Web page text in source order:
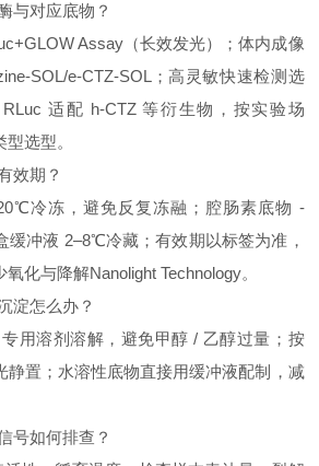
与对应底物？
Assay（长效发光）；体内成像
SOL/e-CTZ-SOL；高灵敏快速检测选
RLuc 适配 h-CTZ 等衍生物，按实验场
选型。
效期？
冷冻，避免反复冻融；腔肠素底物 -
冲液 2–8℃冷藏；有效期以标签为准，
化与降解Nanolight Technology。
淀怎么办？
用溶剂溶解，避免甲醇 / 乙醇过量；按
静置；水溶性底物直接用缓冲液配制，减
号如何排查？